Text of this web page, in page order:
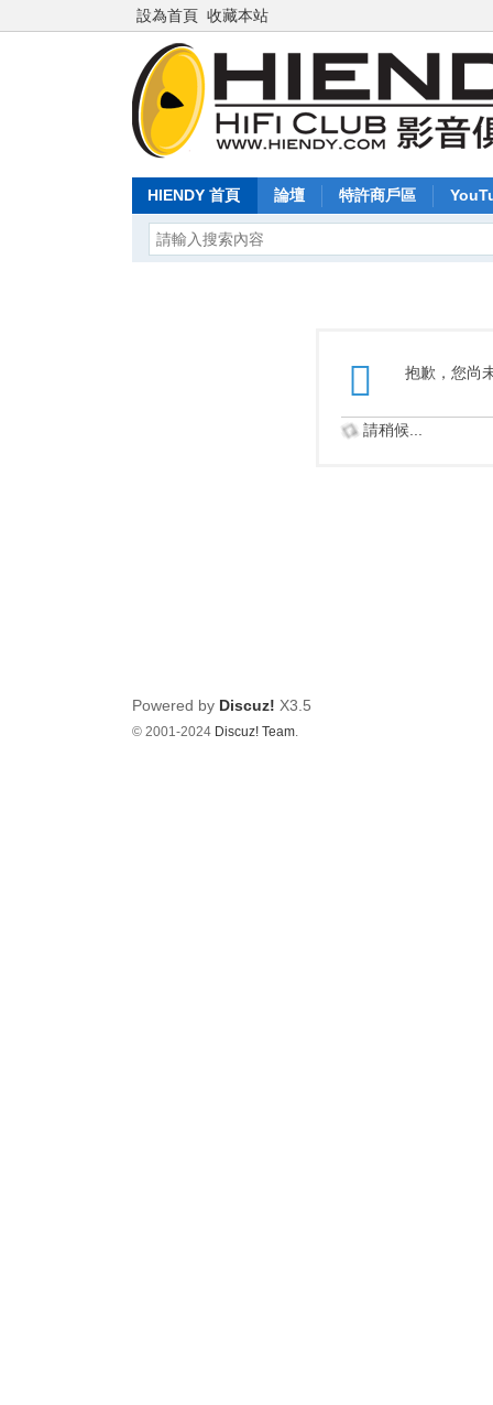
設為首頁 收藏本站
HIENDY 首頁 論壇 特許商戶區
抱歉，您尚
請稍候...
Powered by Discuz! X3.5
© 2001-2024 Discuz! Team.